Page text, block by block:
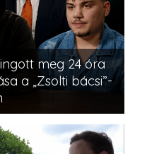
meg 24 óra
a „Zsolti bácsi”-